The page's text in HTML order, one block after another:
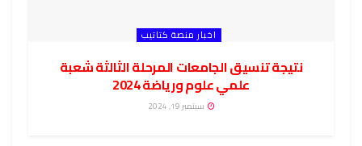
اخبار منصة كتاتيب
نتيجة تنسيق الجامعات المرحلة الثالثة شعبة
علمي علوم ورياضة 2024
سبتمبر 19, 2024